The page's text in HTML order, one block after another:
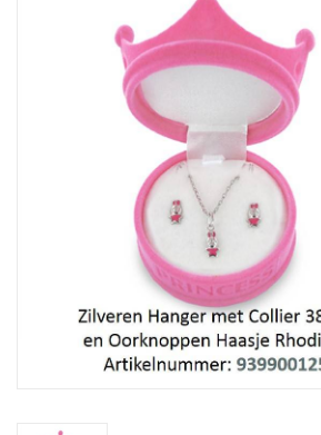
Haaraccesoires
Ohlala Jewels